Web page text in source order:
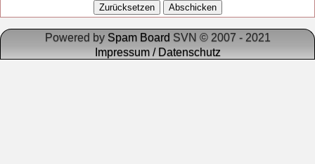
Powered by Spam Board SVN © 2007 - 2021
Impressum / Datenschutz